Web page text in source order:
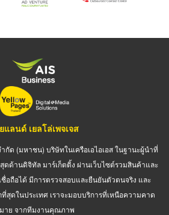
แลนด์ เยลโล่เพจเจส
กัด (มหาชน) บริษัทในเครือเอไอเอส ในฐานะผู้นำที่
ด้านดิจิทัล มาร์เก็ตติ้ง ผ่านเว็บไซต์รวมสินค้าและ
ชื่อถือได้ มีการตรวจสอบและยืนยันตัวตนจริง และ
ดในประเทศ เราจะมอบบริการที่เหนือความคาด
าย จากทีมงานคุณภาพ